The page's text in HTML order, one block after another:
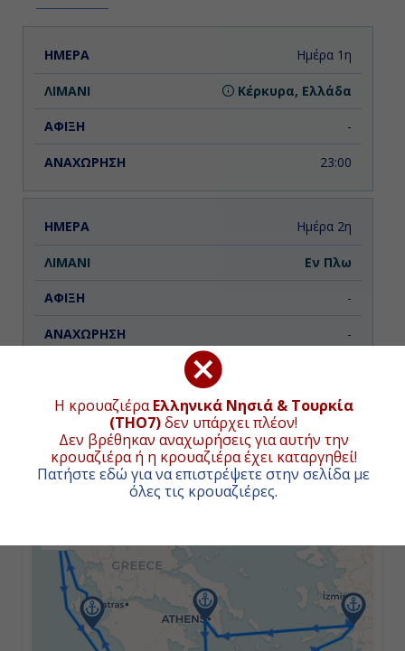
Η κρουαζιέραΕλληνικά Νησιά & Τουρκία
(THO7)δεν υπάρχει πλέον!
Δεν βρέθηκαν αναχωρήσεις για αυτήν την
κρουαζιέρα ή η κρουαζιέρα έχει καταργηθεί!
Πατήστε εδώ για να επιστρέψετε στην σελίδα με
όλες τις κρουαζιέρες.
ΗΜΕΡΑ ΑΝΑΧΩΡΗΣΗ
Ημέρα 1η
Κέρκυρα, Ελλάδα
-
23:00
Ημέρα 2η
Εν Πλω
-
-
Ημέρα 3η
Ηράκλειο (Κρήτη), Ελλάδα
08:00
Ημέρα 4η
Σαντορίνη, Ελλάδα
08:00
ΧΑΡΤΗΣ ΚΡΟΥΑΖΙΕΡΑΣ